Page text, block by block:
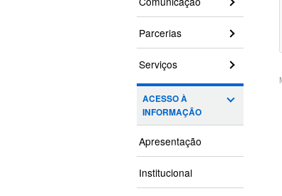
Parcerias
Serviços
ACESSO À
INFORMAÇÃO
Apresentação
Institucional